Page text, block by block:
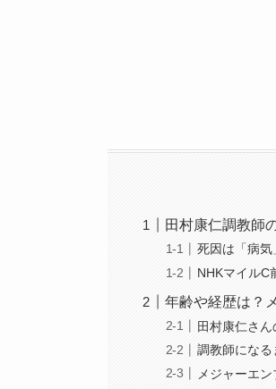
田村康仁調教師
死因は「病気
NHKマイルC
年齢や経歴は？
田村康仁さ
調教師にな
メジャーエ